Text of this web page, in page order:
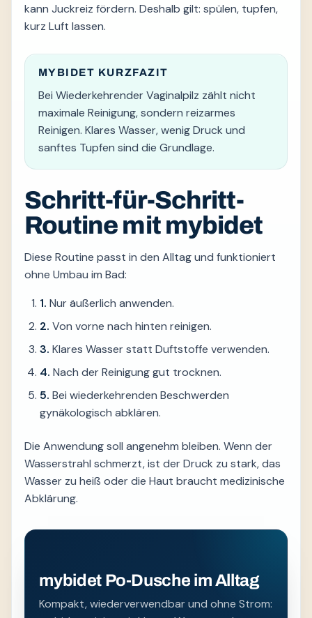
kann Juckreiz fördern. Deshalb gilt: spülen, tupfen,
kurz Luft lassen.
MYBIDET KURZFAZIT
Bei Wiederkehrender Vaginalpilz zählt nicht
maximale Reinigung, sondern reizarmes
Reinigen. Klares Wasser, wenig Druck und
sanftes Tupfen sind die Grundlage.
Schritt-für-Schritt-
Routine mit mybidet
Diese Routine passt in den Alltag und funktioniert
ohne Umbau im Bad:
1. Nur äußerlich anwenden.
2. Von vorne nach hinten reinigen.
3. Klares Wasser statt Duftstoffe verwenden.
4. Nach der Reinigung gut trocknen.
5. Bei wiederkehrenden Beschwerden
gynäkologisch abklären.
Die Anwendung soll angenehm bleiben. Wenn der
Wasserstrahl schmerzt, ist der Druck zu stark, das
Wasser zu heiß oder die Haut braucht medizinische
Abklärung.
mybidet Po-Dusche im Alltag
Kompakt, wiederverwendbar und ohne Strom: